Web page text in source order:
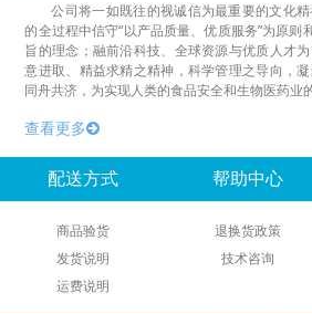
公司将一如既往的视诚信为最重要的文化
的全过程中信守“以产品质量、优质服务”为原则
旨的理念；融前沿科技、全球资源与优质人才
意进取、精益求精之精神，科学管理之导向，
同舟共济，为实现人类的食品安全和生物医药业
查看更多
配送方式
商品验货
发货说明
运费说明
帮助中心
退换货政策
技术咨询